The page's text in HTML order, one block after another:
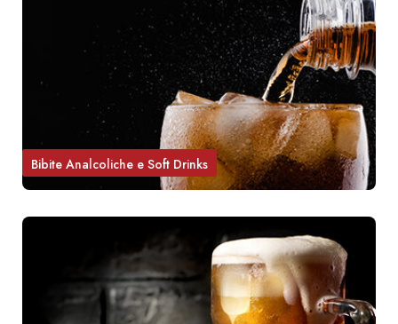
Bibite Analcoliche e Soft Drinks